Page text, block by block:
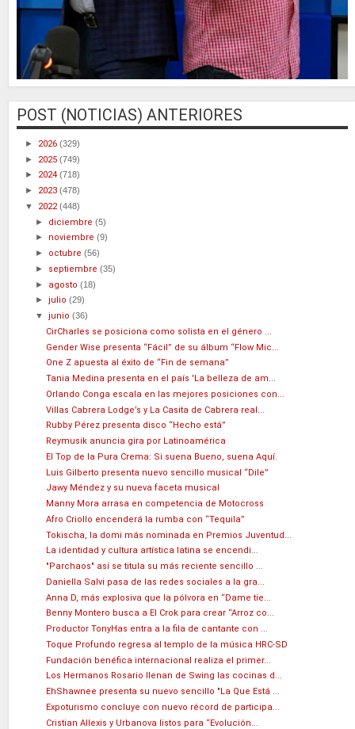
POST (NOTICIAS) ANTERIORES
► 2026 (329)
► 2025 (749)
► 2024 (718)
► 2023 (478)
▼ 2022(448)
► diciembre(5)
► noviembre(9)
► octubre(56)
► septiembre(35)
► agosto(18)
►julio(29)
▼junio(36)
CirCharles se posiciona como solista en el género ...
Gender Wise presenta “Fácil” de su álbum “Flow Mic...
One Z apuesta al éxito de “Fin de semana”
Tania Medina presenta en el país 'La belleza de am...
Orlando Conga escala en las mejores posiciones con...
Villas Cabrera Lodge’s y La Casita de Cabrera real...
Rubby Pérez presenta disco “Hecho está”
Reymusik anuncia gira por Latinoamérica
El Top de la Pura Crema: Si suena Bueno, suena Aquí.
Luis Gilberto presenta nuevo sencillo musical “Dile”
Jawy Méndez y su nueva faceta musical
Manny Mora arrasa en competencia de Motocross
Afro Criollo encenderá la rumba con “Tequila”
Tokischa, la domi más nominada en Premios Juventud...
La identidad y cultura artística latina se encendi...
"Parchaos" así se titula su más reciente sencillo ...
Daniella Salvi pasa de las redes sociales a la gra...
Anna D, más explosiva que la pólvora en “Dame tie...
Benny Montero busca a El Crok para crear “Arroz co...
Productor TonyHas entra a la fila de cantante con ...
Toque Profundo regresa al templo de la música HRC-SD
Fundación benéfica internacional realiza el primer...
Los Hermanos Rosario llenan de Swing las cocinas d...
EhShawnee presenta su nuevo sencillo "La Que Está ...
Expoturismo concluye con nuevo récord de participa...
Cristian Allexis y Urbanova listos para “Evolución...